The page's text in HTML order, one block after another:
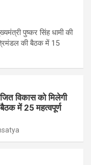
पुष्कर सिंह धामी की
की बैठक में 15
विकास को मिलेगी
में 25 महत्वपूर्ण